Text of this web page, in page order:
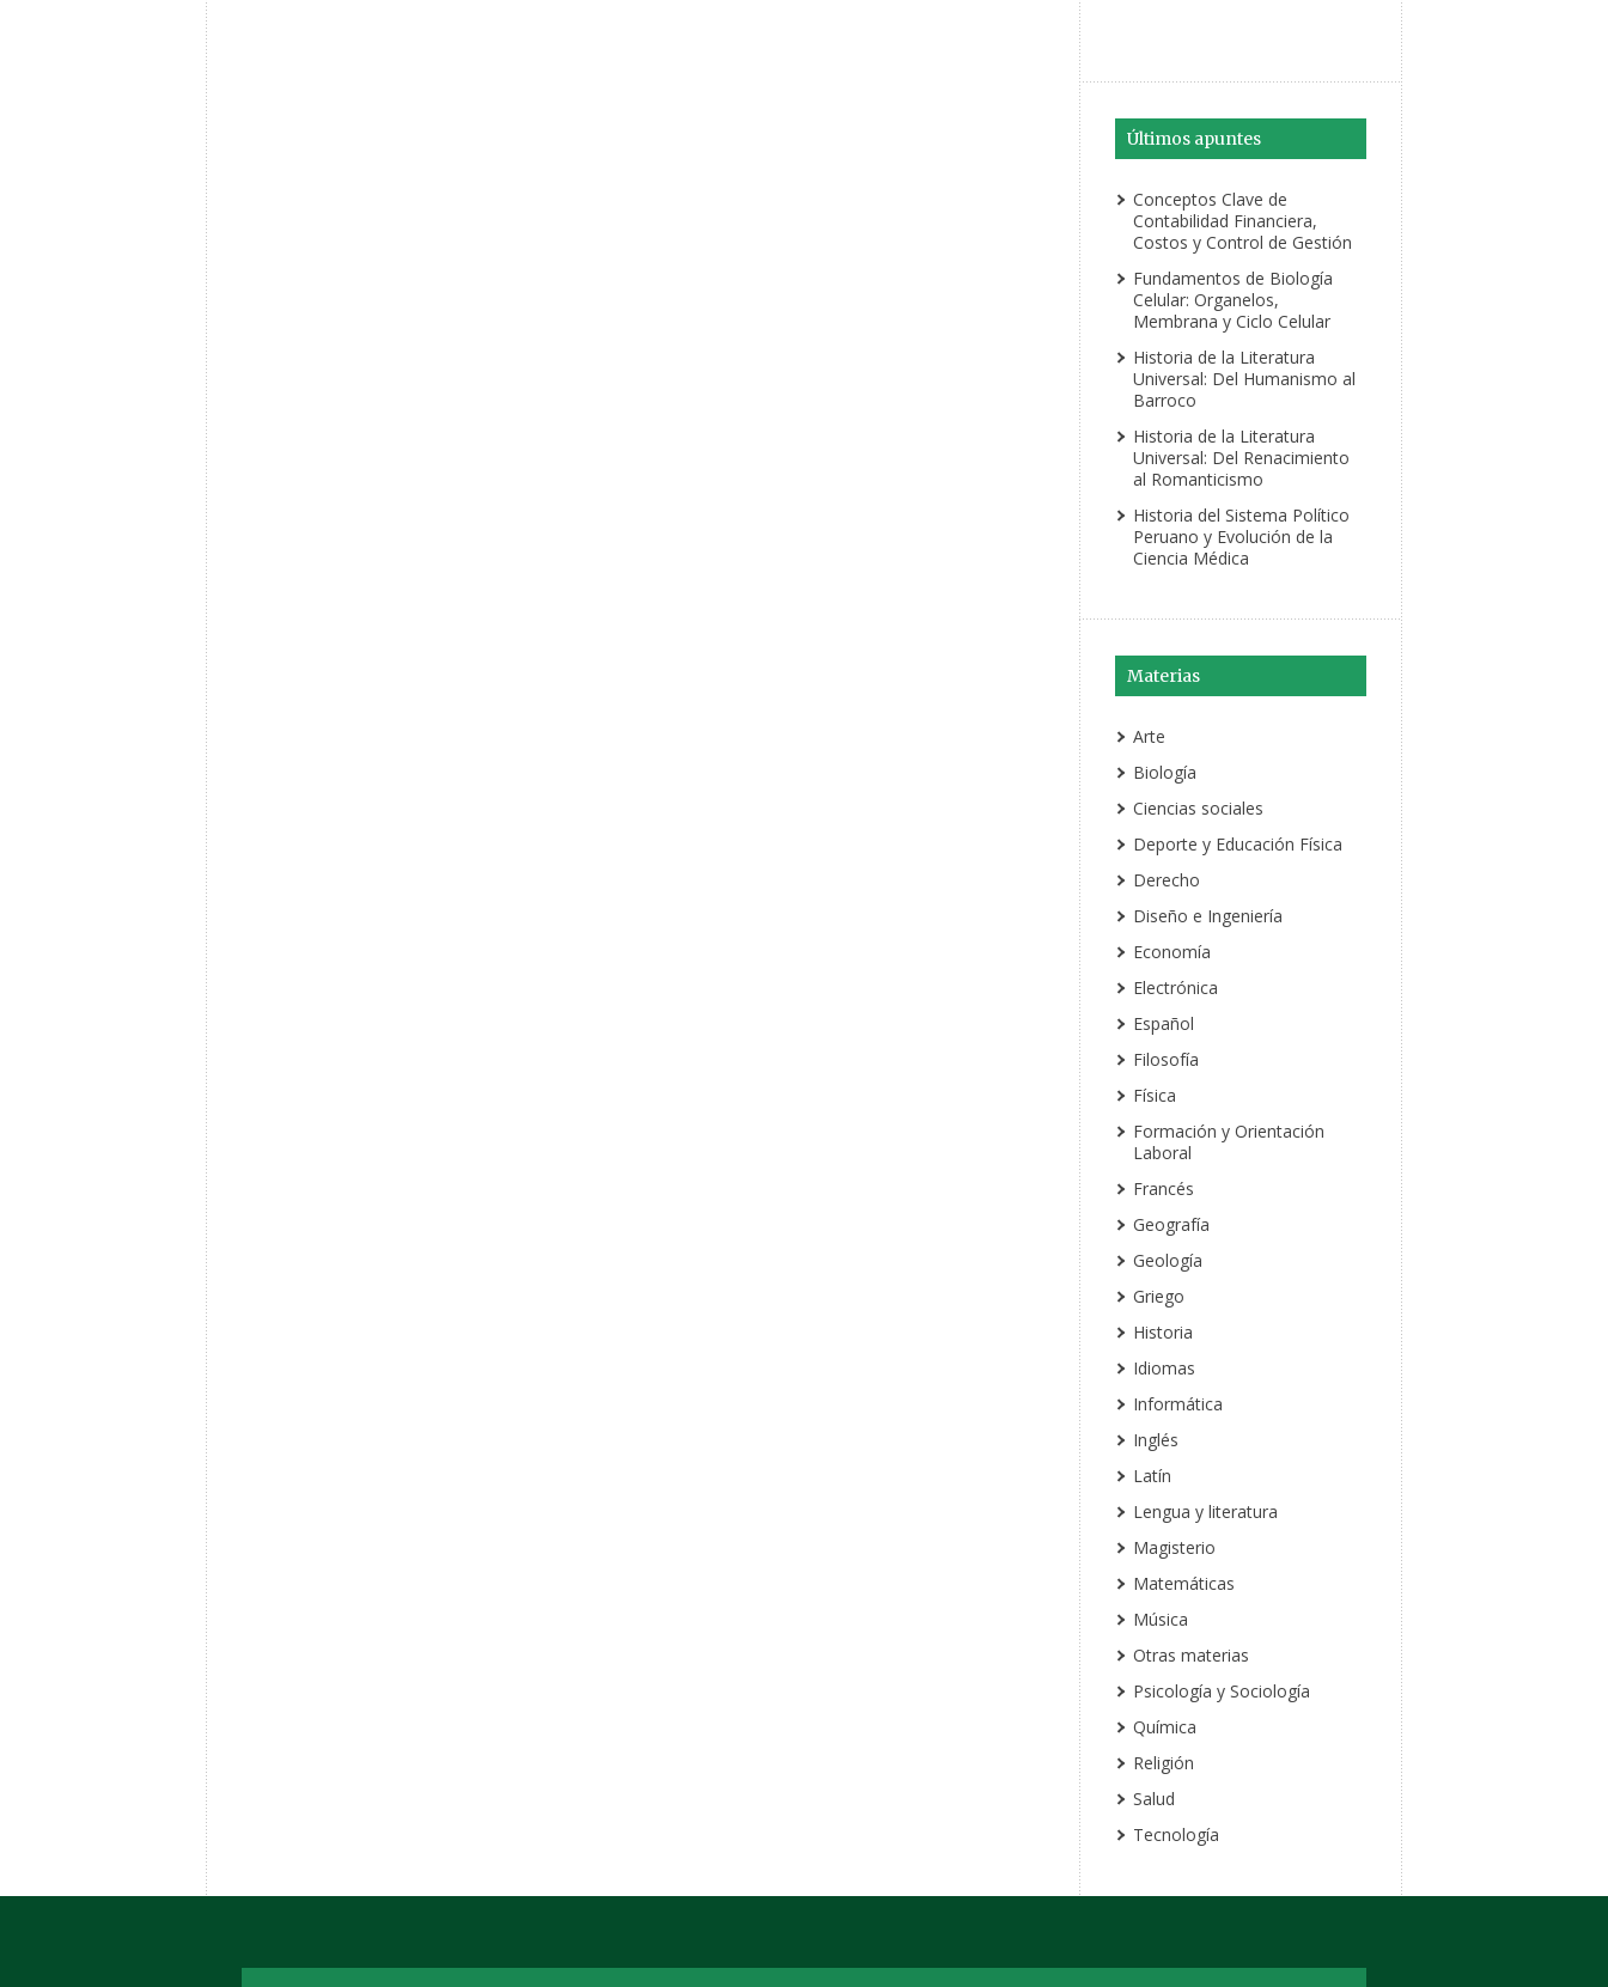
Últimos apuntes
Conceptos Clave de
Contabilidad Financiera,
Costos y Control de Gestión
Fundamentos de Biología
Celular: Organelos,
Membrana y Ciclo Celular
Historia de la Literatura
Universal: Del Humanismo al
Barroco
Historia de la Literatura
Universal: Del Renacimiento
al Romanticismo
Historia del Sistema Político
Peruano y Evolución de la
Ciencia Médica
Materias
Arte
Biología
Ciencias sociales
Deporte y Educación Física
Derecho
Diseño e Ingeniería
Economía
Electrónica
Español
Filosofía
Física
Formación y Orientación
Laboral
Francés
Geografía
Geología
Griego
Historia
Idiomas
Informática
Inglés
Latín
Lengua y literatura
Magisterio
Matemáticas
Música
Otras materias
Psicología y Sociología
Química
Religión
Salud
Tecnología